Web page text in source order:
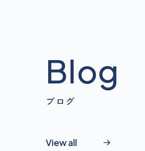
Blog
ブログ
View all